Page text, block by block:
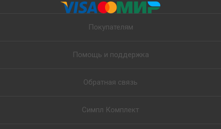
Покупателям
Помощь и поддержка
Обратная связь
Симпл Комплект